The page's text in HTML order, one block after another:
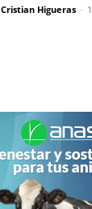
Cristian Higueras -